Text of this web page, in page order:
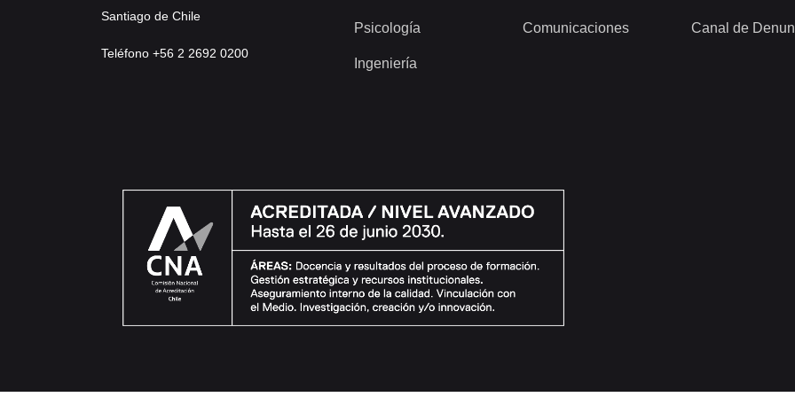
Santiago de Chile
Teléfono +56 2 2692 0200
Psicología
Ingeniería
Comunicaciones Canal de